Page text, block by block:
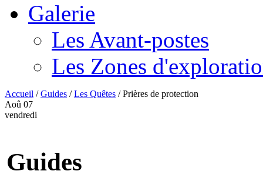
Galerie
Les Avant-postes
Les Zones
Accueil /Guides /Les Quêtes /Prières de protection
Aoû 07
vendredi
Guides